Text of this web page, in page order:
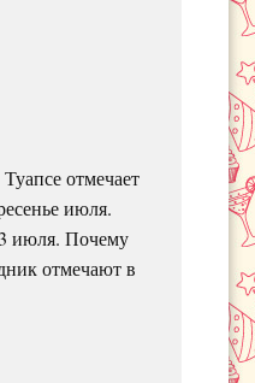
отмечает
июля.
июля. Почему
отмечают в